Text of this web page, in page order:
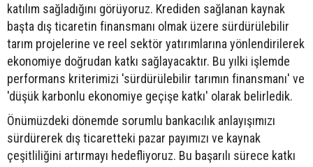
katılım sağladığını görüyoruz. Krediden sağlanan kaynak
başta dış ticaretin finansmanı olmak üzere sürdürülebilir
tarım projelerine ve reel sektör yatırımlarına yönlendirilerek
ekonomiye doğrudan katkı sağlayacaktır. Bu yılki işlemde
performans kriterimizi 'sürdürülebilir tarımın finansmanı' ve
'düşük karbonlu ekonomiye geçişe katkı' olarak belirledik.
Önümüzdeki dönemde sorumlu bankacılık anlayışımızı
sürdürerek dış ticaretteki pazar payımızı ve kaynak
çeşitliliğini artırmayı hedefliyoruz. Bu başarılı sürece katkı